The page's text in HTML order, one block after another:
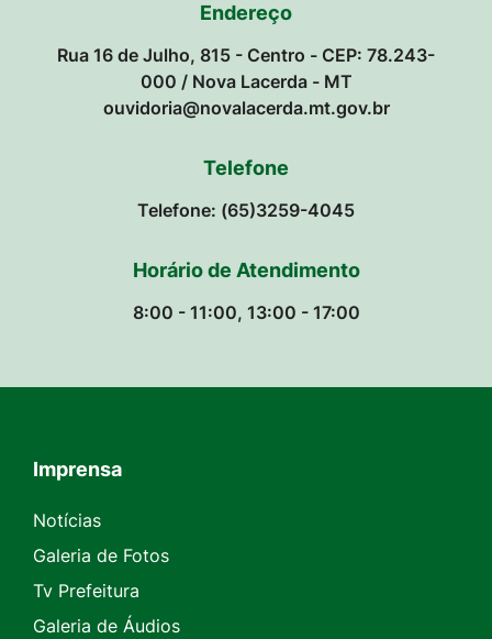
Endereço
Rua 16 de Julho, 815 - Centro - CEP: 78.243-
000 / Nova Lacerda - MT
ouvidoria@novalacerda.mt.gov.br
Telefone
Telefone: (65)3259-4045
Horário de Atendimento
8:00 - 11:00, 13:00 - 17:00
Seção do Rodapé e Contato
Imprensa
Notícias
Galeria de Fotos
Tv Prefeitura
Galeria de Áudios